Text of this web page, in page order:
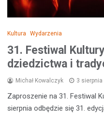
Kultura Wydarzenia
31. Festiwal
dziedzictwa i
Michał Kowalczyk 3 sierpnia
Zaproszenie na 31. Festiwal
sierpnia odbędzie się 31.